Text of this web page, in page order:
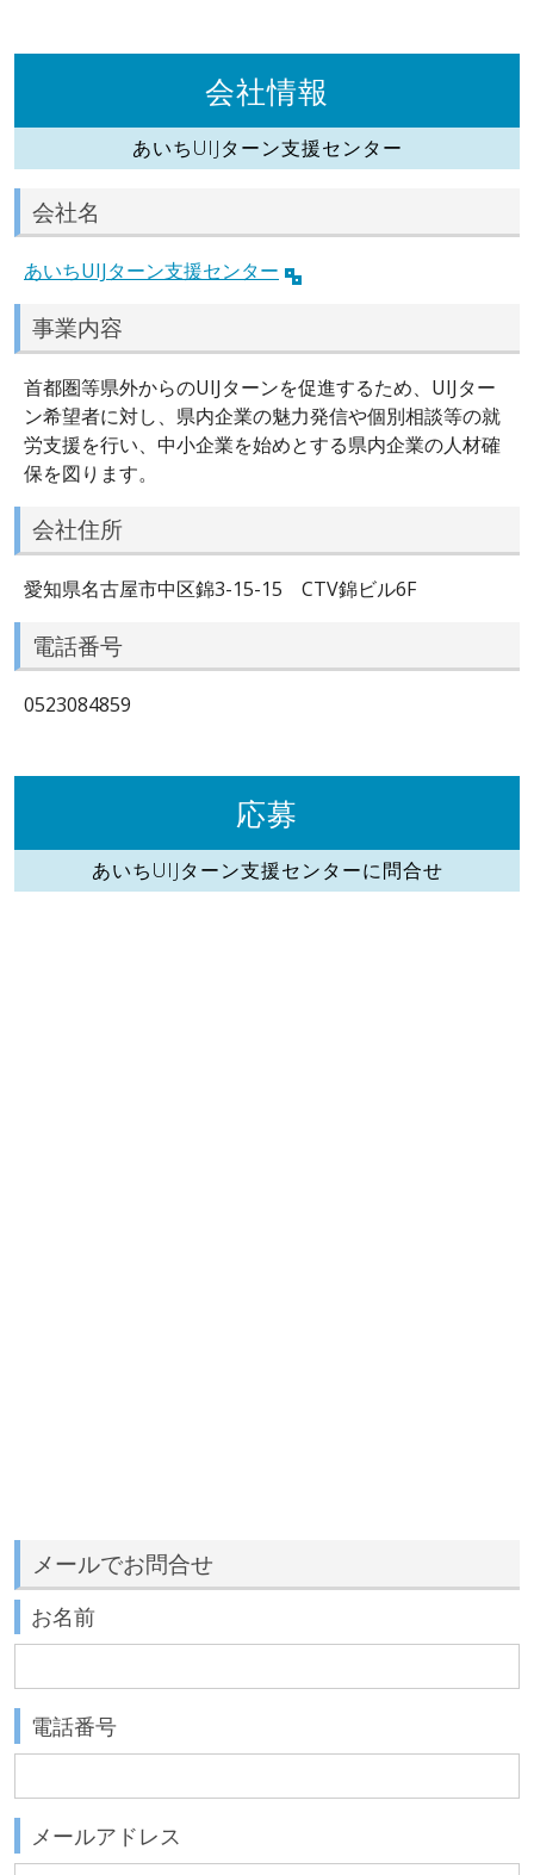
会社情報
あいちUIJターン支援センター
会社名
あいちUIJターン支援センター
事業内容
首都圏等県外からのUIJターンを促進するため、UIJター
ン希望者に対し、県内企業の魅力発信や個別相談等の就
労支援を行い、中小企業を始めとする県内企業の人材確
保を図ります。
会社住所
愛知県名古屋市中区錦3-15-15 CTV錦ビル6F
電話番号
0523084859
応募
あいちUIJターン支援センターに問合せ
メールでお問合せ
お名前
電話番号
メールアドレス